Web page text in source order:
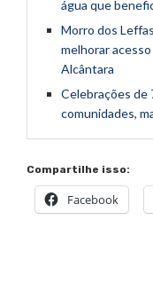
água que
Morro dos
melhorar
Alcântara
Celebrações de
comunidades,
Compartilhe isso:
Facebook